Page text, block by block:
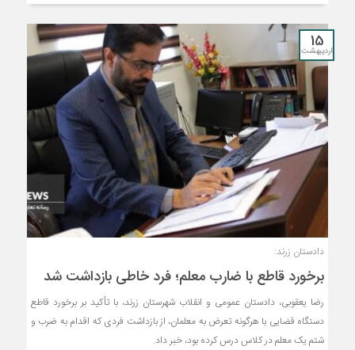
15
اردیبهشت
دادستان زرند:
برخورد قاطع با ضارب معلم؛ فرد خاطی بازداشت شد
رضا یعقوبی، دادستان عمومی و انقلاب شهرستان زرند، با تأکید بر برخورد قاطع
دستگاه قضایی با هرگونه تعرض به معلمان، از بازداشت فردی که اقدام به ضرب و
شتم یک معلم در کلاس درس کرده بود، خبر داد.